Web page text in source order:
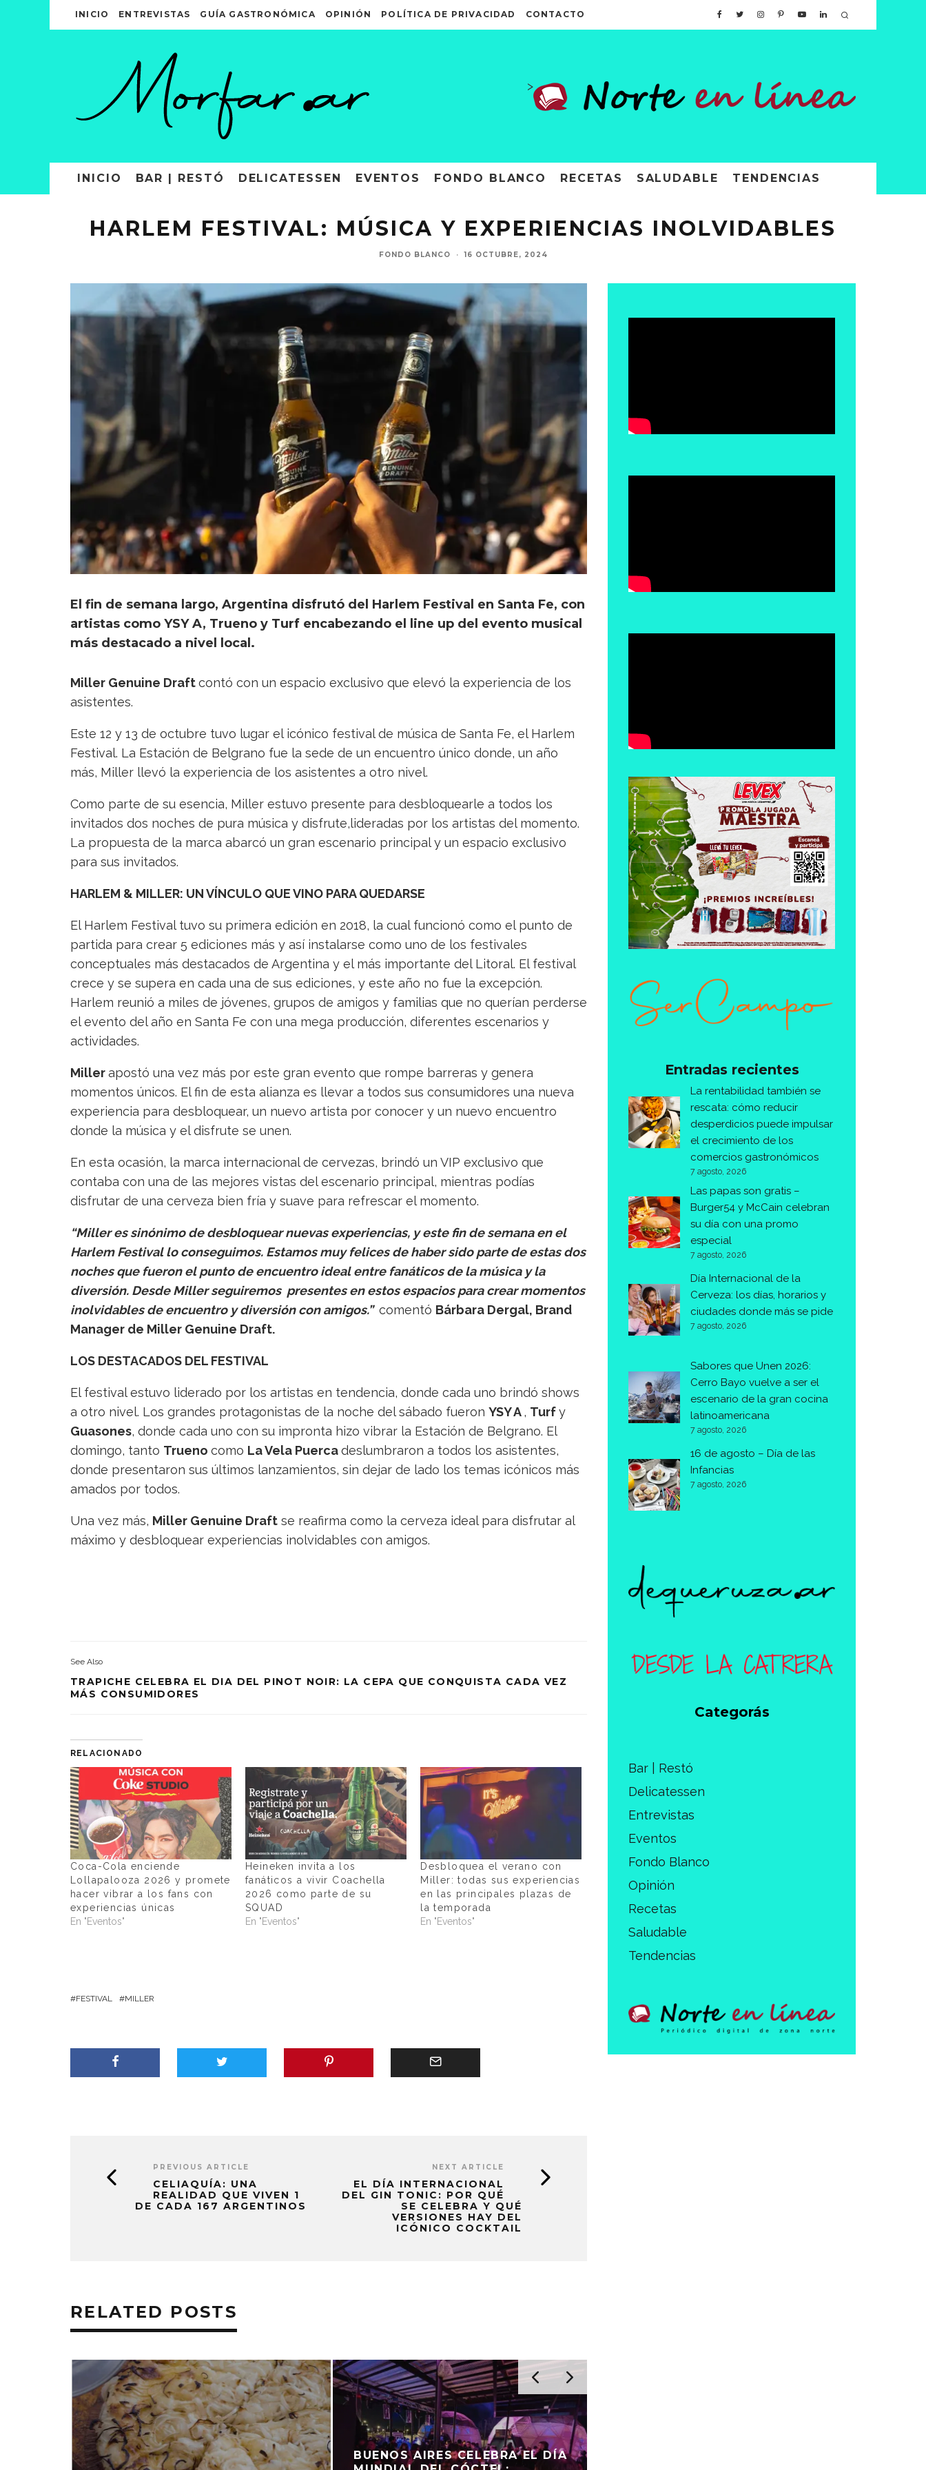
INICIO ENTREVISTAS GUÍA GASTRONÓMICA OPINIÓN POLÍTICA DE PRIVACIDAD CONTACTO
>
INICIO BAR | RESTÓ DELICATESSEN EVENTOS FONDO BLANCO RECETAS SALUDABLE TENDENCIAS
HARLEM FESTIVAL: MÚSICA Y EXPERIENCIAS INOLVIDABLES
FONDO BLANCO · 16 OCTUBRE, 2024
El fin de semana largo, Argentina disfrutó del Harlem Festival en Santa Fe, con
artistas como YSY A, Trueno y Turf encabezando el line up del evento musical
más destacado a nivel local.
Miller Genuine Draftcontó con un espacio exclusivo que elevó la experiencia de los
asistentes.
Este 12 y 13 de octubre tuvo lugar el icónico festival de música de Santa Fe, el Harlem
Festival. La Estación de Belgrano fue la sede de un encuentro único donde, un año
más, Miller llevó la experiencia de los asistentes a otro nivel.
Como parte de su esencia, Miller estuvo presente para desbloquearle a todos los
invitados dos noches de pura música y disfrute,lideradas por los artistas del momento.
La propuesta de la marca abarcó un gran escenario principal y un espacio exclusivo
para sus invitados.
HARLEM & MILLER: UN VÍNCULO QUE VINO PARA QUEDARSE
El Harlem Festival tuvo su primera edición en 2018, la cual funcionó como el punto de
partida para crear 5 ediciones más y así instalarse como uno de los festivales
conceptuales más destacados de Argentina y el más importante del Litoral. El festival
crece y se supera en cada una de sus ediciones, y este año no fue la excepción.
Harlem reunió a miles de jóvenes, grupos de amigos y familias que no querían perderse
el evento del año en Santa Fe con una mega producción, diferentes escenarios y
actividades.
Millerapostó una vez más por este gran evento que rompe barreras y genera
momentos únicos. El fin de esta alianza es llevar a todos sus consumidores una nueva
experiencia para desbloquear, un nuevo artista por conocer y un nuevo encuentro
donde la música y el disfrute se unen.
En esta ocasión, la marca internacional de cervezas, brindó un VIP exclusivo que
contaba con una de las mejores vistas del escenario principal, mientras podías
disfrutar de una cerveza bien fría y suave para refrescar el momento.
“Miller es sinónimo de desbloquear nuevas experiencias, y este fin de semana en el
Harlem Festival lo conseguimos. Estamos muy felices de haber sido parte de estas dos
noches que fueron el punto de encuentro ideal entre fanáticos de la música y la
diversión. Desde Miller seguiremos presentes en estos espacios para crear momentos
inolvidables de encuentro y diversión con amigos.” comentó Bárbara Dergal, Brand
Manager de Miller Genuine Draft.
LOS DESTACADOS DEL FESTIVAL
El festival estuvo liderado por los artistas en tendencia, donde cada uno brindó shows
a otro nivel. Los grandes protagonistas de la noche del sábado fueron YSY A, Turfy
Guasones, donde cada uno con su impronta hizo vibrar la Estación de Belgrano. El
domingo, tanto Trueno como La Vela Puercadeslumbraron a todos los asistentes,
donde presentaron sus últimos lanzamientos, sin dejar de lado los temas icónicos más
amados por todos.
Una vez más, Miller Genuine Draft se reafirma como la cerveza ideal para disfrutar al
máximo y desbloquear experiencias inolvidables con amigos.
See Also
TRAPICHE CELEBRA EL DIA DEL PINOT NOIR: LA CEPA QUE CONQUISTA CADA VEZ
MÁS CONSUMIDORES
RELACIONADO
Coca-Cola enciende
Lollapalooza 2026 y promete
hacer vibrar a los fans con
experiencias únicas
En "Eventos"
Heineken invita a los
fanáticos a vivir Coachella
2026 como parte de su
SQUAD
En "Eventos"
Desbloquea el verano con
Miller: todas sus experiencias
en las principales plazas de
la temporada
En "Eventos"
FESTIVAL MILLER
PREVIOUS ARTICLE
CELIAQUÍA: UNA
REALIDAD QUE VIVEN 1
DE CADA 167 ARGENTINOS
NEXT ARTICLE
EL DÍA INTERNACIONAL
DEL GIN TONIC: POR QUÉ
SE CELEBRA Y QUÉ
VERSIONES HAY DEL
ICÓNICO COCKTAIL
RELATED POSTS
BUENOS AIRES CELEBRA EL DÍA
Entradas recientes
La rentabilidad también se
rescata: cómo reducir
desperdicios puede impulsar
el crecimiento de los
comercios gastronómicos
7 agosto, 2026
Las papas son gratis –
Burger54 y McCain celebran
su día con una promo
especial
7 agosto, 2026
Día Internacional de la
Cerveza: los días, horarios y
ciudades donde más se pide
7 agosto, 2026
Sabores que Unen 2026:
Cerro Bayo vuelve a ser el
escenario de la gran cocina
latinoamericana
7 agosto, 2026
16 de agosto – Día de las
Infancias
7 agosto, 2026
Categorás
Bar | Restó
Delicatessen
Entrevistas
Eventos
Fondo Blanco
Opinión
Recetas
Saludable
Tendencias